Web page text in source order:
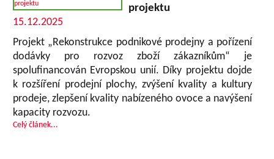
projektu
15.12.2025
Projekt „Rekonstrukce podnikové prodejny a pořízení
dodávky pro rozvoz zboží zákazníkům“ je
spolufinancován Evropskou unií. Díky projektu dojde
k rozšíření prodejní plochy, zvýšení kvality a kultury
prodeje, zlepšení kvality nabízeného ovoce a navýšení
kapacity rozvozu.
Celý článek...